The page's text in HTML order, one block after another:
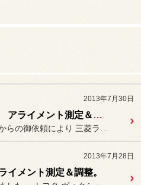
2013年7月30日
ランサーエボⅩ アライメント測定＆調整。
2013年7月28日
メント測定＆調整。